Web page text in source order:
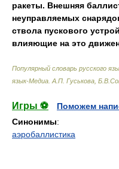
ракеты. Внешняя
неуправляемых
ствола пускового
влияющие на это
Популярный словарь русского
язык-Медиа А.П. Гуськова,
Игры ⚽
Поможем
Синонимы:
аэробаллистика